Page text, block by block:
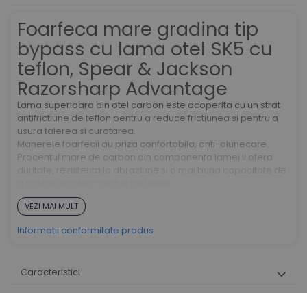
Foarfeca mare gradina tip
bypass cu lama otel SK5 cu
teflon, Spear & Jackson
Razorsharp Advantage
Lama superioara din otel carbon este acoperita cu un strat
antifrictiune de teflon pentru a reduce frictiunea si pentru a
usura taierea si curatarea.
Manerele foarfecii au priza confortabila, anti-alunecare.
Procentul mare de carbon din componenta lamei ii ofera
Manerele sunt prevazute cu un tampon de cauciuc
absorbant pentru a reduce la minim socul de taiere.
cat si a tulpinilor mai dure de lemn cu grosime de pana la 20
fina, fiind rezistente la socuri.
VEZI MAI MULT
Informatii conformitate produs
Caracteristici